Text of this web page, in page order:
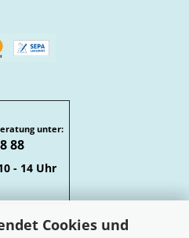
Cookies und
unter:
88
- 14 Uhr